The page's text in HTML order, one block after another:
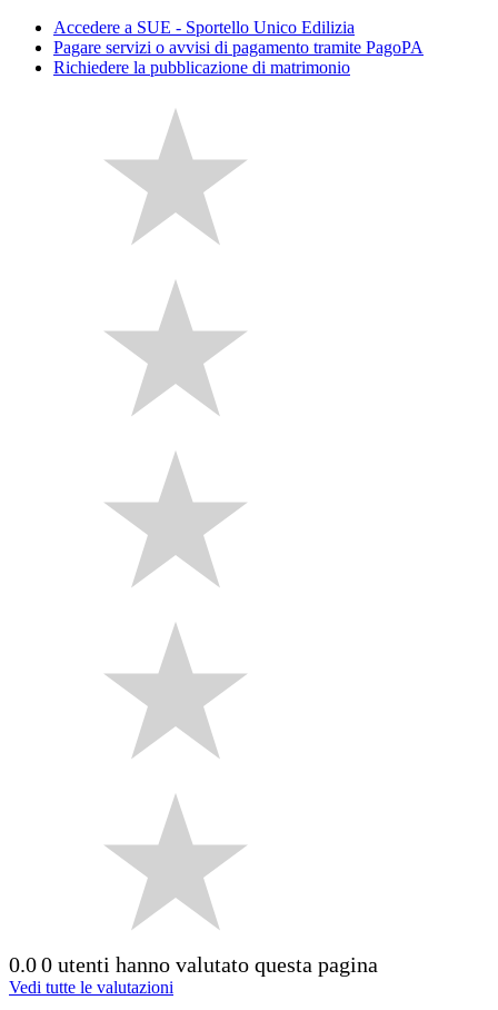
Accedere a SUE - Sportello Unico Edilizia
Pagare servizi o avvisi di pagamento tramite PagoPA
Richiedere la pubblicazione di matrimonio
0.00 utenti hanno valutato questa pagina
Vedi tutte le valutazioni